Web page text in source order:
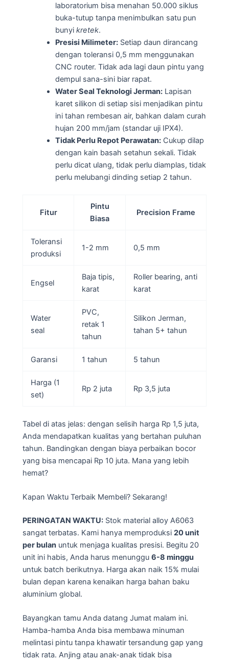
laboratorium bisa menahan 50.000 siklus
buka-tutup tanpa menimbulkan satu pun
bunyi kretek.
Presisi Milimeter:Setiap daun dirancang
dengan toleransi 0,5 mm menggunakan
CNC router. Tidak ada lagi daun pintu yang
dempul sana-sini biar rapat.
Water Seal Teknologi Jerman:Lapisan
karet silikon di setiap sisi menjadikan pintu
ini tahan rembesan air, bahkan dalam curah
hujan 200 mm/jam (standar uji IPX4).
Tidak Perlu Repot Perawatan:Cukup dilap
dengan kain basah setahun sekali. Tidak
perlu dicat ulang, tidak perlu diamplas, tidak
perlu melubangi dinding setiap 2 tahun.
Fitur
Pintu
Biasa
Precision Frame
Toleransi
produksi
1-2 mm 0,5 mm
Engsel
Baja tipis,
karat
Roller bearing, anti
karat
Water
seal
PVC,
retak 1
tahun
Silikon Jerman,
tahan 5+ tahun
Garansi 1 tahun 5 tahun
Harga (1
set)
Rp 2 juta Rp 3,5 juta
Tabel di atas jelas: dengan selisih harga Rp 1,5 juta,
Anda mendapatkan kualitas yang bertahan puluhan
tahun. Bandingkan dengan biaya perbaikan bocor
yang bisa mencapai Rp 10 juta. Mana yang lebih
hemat?
Kapan Waktu Terbaik Membeli? Sekarang!
PERINGATAN WAKTU: Stok material alloy A6063
sangat terbatas. Kami hanya memproduksi 20 unit
per bulan untuk menjaga kualitas presisi. Begitu 20
unit ini habis, Anda harus menunggu 6-8 minggu
untuk batch berikutnya. Harga akan naik 15% mulai
bulan depan karena kenaikan harga bahan baku
aluminium global.
Bayangkan tamu Anda datang Jumat malam ini.
Hamba-hamba Anda bisa membawa minuman
melintasi pintu tanpa khawatir tersandung gap yang
tidak rata. Anjing atau anak-anak tidak bisa